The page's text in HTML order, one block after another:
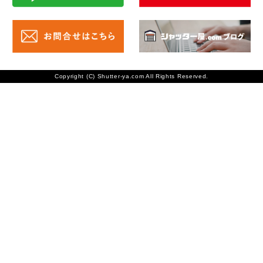
Copyright (C) Shutter-ya.com All Rights Reserved.